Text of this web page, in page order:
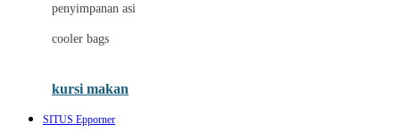
Leclerc
Lee Vierra
penyimpanan asi
cooler bags
kursi makan
SITUS Epporner